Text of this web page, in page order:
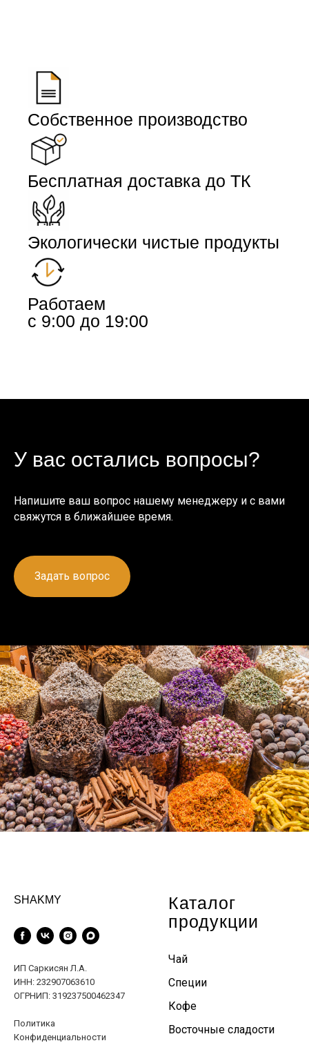
Собственное производство
Бесплатная доставка до ТК
Экологически чистые продукты
Работаем
с 9:00 до 19:00
У вас остались вопросы?
Напишите ваш вопрос нашему менеджеру и с вами
свяжутся в ближайшее время.
Задать вопрос
SHAKMY
ИП Саркисян Л.А.
ИНН: 232907063610
ОГРНИП: 319237500462347
Политика
Конфиденциальности
Каталог
продукции
Чай
Специи
Кофе
Восточные сладости